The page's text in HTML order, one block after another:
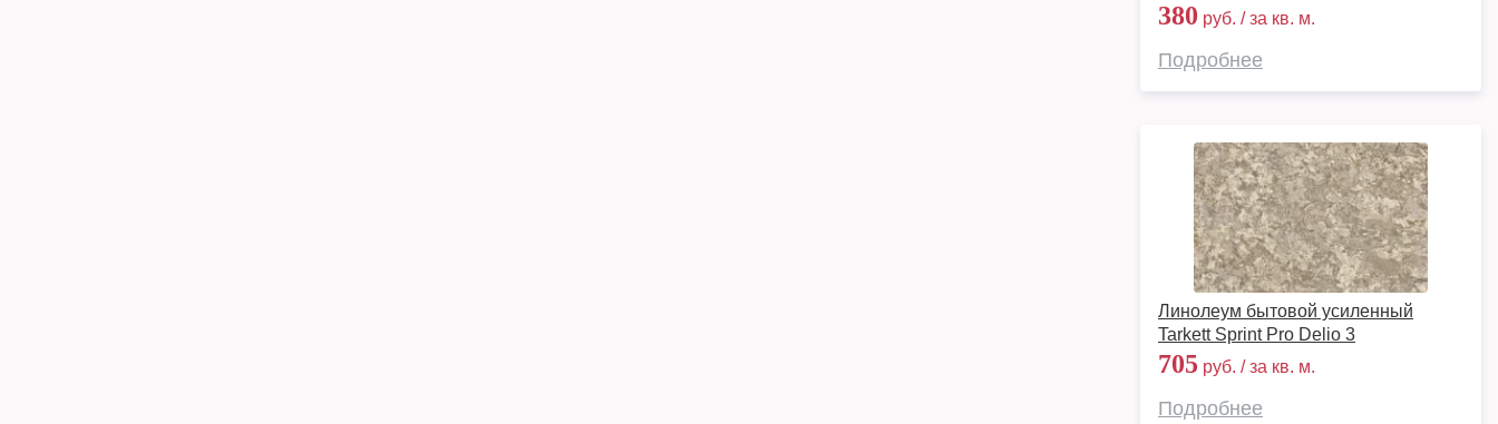
380 руб. / за кв. м.
Подробнее
Линолеум бытовой усиленный
Tarkett Sprint Pro Delio 3
705 руб. / за кв. м.
Подробнее